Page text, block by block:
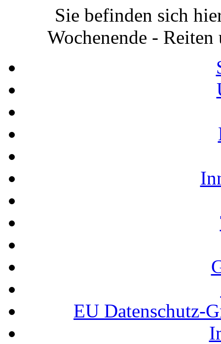
Sie befinden sich
Wochenende -
EU Datenschutz-